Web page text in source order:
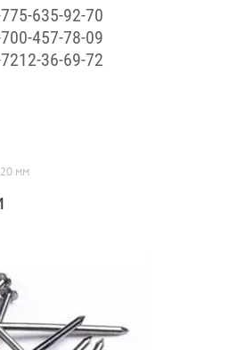
635-92-70
457-78-09
36-69-72
мм